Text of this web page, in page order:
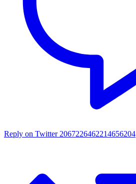
Reply on Twitter 2067226462214656204